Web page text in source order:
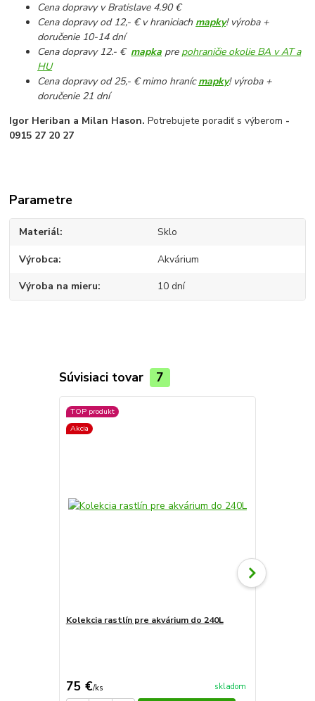
Cena dopravy v Bratislave 4.90 €
Cena dopravy od 12,- € v hraniciach mapky! výroba +
doručenie 10-14 dní
Cena dopravy 12.- € mapka pre pohraničie okolie BA v AT a
HU
Cena dopravy od 25,- € mimo hranícmapky! výroba +
doručenie 21 dní
Igor Heriban a Milan Hason.Potrebujete poradiť s výberom -
0915 27 20 27
Parametre
Materiál Sklo
Výrobca Akvárium
Výroba na mieru 10 dní
Súvisiaci tovar 7
TOP produkt
Akcia
Kolekcia rastlín pre akvárium do 240L
75 €/ks skladom